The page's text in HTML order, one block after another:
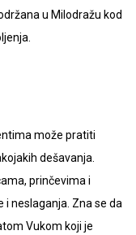
u Milodražu kod
može pratiti
dešavanja.
prinčevima i
i neslaganja. Zna se da
Vukom koji je